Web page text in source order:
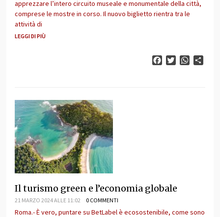
apprezzare l’intero circuito museale e monumentale della città,
comprese le mostre in corso. Il nuovo biglietto rientra tra le
attività di
LEGGI DI PIÙ
FacebookTwitter
Il turismo green e l’economia globale
21 MARZO 2024 ALLE 11:02 0 COMMENTI
Roma.- È vero, puntare su BetLabel è ecosostenibile, come sono